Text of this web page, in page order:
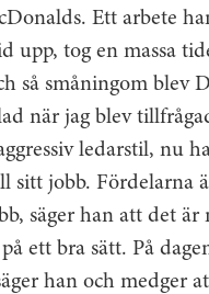
Ett arbete
upp, tog en massa
så småningom blev
när jag blev
ledarstil, nu
sitt jobb. Fördelarna
säger han att det är
ett bra sätt. På
han och medger